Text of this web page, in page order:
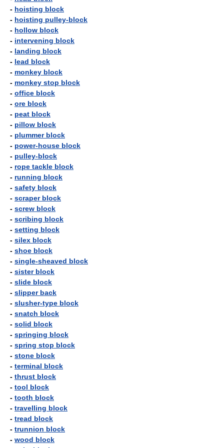
- hoisting block
- hoisting pulley-block
- hollow block
- intervening block
- landing block
- lead block
- monkey block
- monkey stop block
- office block
- ore block
- peat block
- pillow block
- plummer block
- power-house block
- pulley-block
- rope tackle block
- running block
- safety block
- scraper block
- screw block
- scribing block
- setting block
- silex block
- shoe block
- single-sheaved block
- sister block
- slide block
- slipper back
- slusher-type block
- snatch block
- solid block
- springing block
- spring stop block
- stone block
- terminal block
- thrust block
- tool block
- tooth block
- travelling block
- tread block
- trunnion block
- wood block